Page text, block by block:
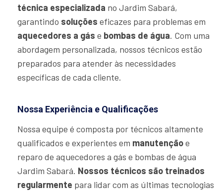
técnica especializada no Jardim Sabará,
garantindo soluções eficazes para problemas em
aquecedores a gás e bombas de água. Com uma
abordagem personalizada, nossos técnicos estão
preparados para atender às necessidades
específicas de cada cliente.
Nossa Experiência e Qualificações
Nossa equipe é composta por técnicos altamente
qualificados e experientes em manutençãoe
reparo de aquecedores a gás e bombas de água
Jardim Sabará. Nossos técnicos são treinados
regularmente para lidar com as últimas tecnologias